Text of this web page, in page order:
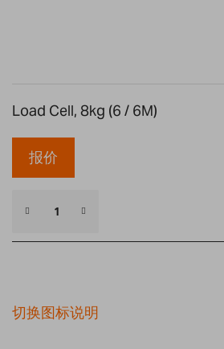
Load Cell, 8kg (6 / 6M)
报价
切换图标说明